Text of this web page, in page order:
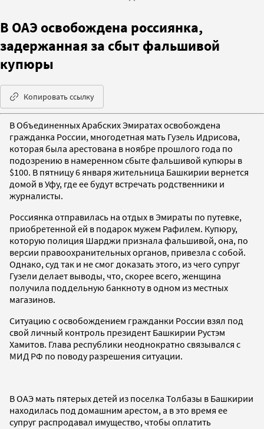
В ОАЭ освобождена россиянка,
задержанная за сбыт фальшивой
купюры
Копировать ссылку
В Объединенных Арабских Эмиратах освобождена
гражданка России, многодетная мать Гузель Идрисова,
которая была арестована в ноябре прошлого года по
подозрению в намеренном сбыте фальшивой купюры в
$100. В пятницу 6 января жительница Башкирии вернется
домой в Уфу, где ее будут встречать родственники и
журналисты.
Россиянка отправилась на отдых в Эмираты по путевке,
приобретенной ей в подарок мужем Рафилем. Купюру,
которую полиция Шарджи признала фальшивой, она, по
версии правоохранительных органов, привезла с собой.
Однако, суд так и не смог доказать этого, из чего супруг
Гузели делает выводы, что, скорее всего, женщина
получила поддельную банкноту в одном из местных
магазинов.
Ситуацию с освобождением гражданки России взял под
свой личный контроль президент Башкирии Рустэм
Хамитов. Глава республики неоднократно связывался с
МИД РФ по поводу разрешения ситуации.
В ОАЭ мать пятерых детей из поселка Толбазы в Башкирии
находилась под домашним арестом, а в это время ее
супруг распродавал имущество, чтобы оплатить